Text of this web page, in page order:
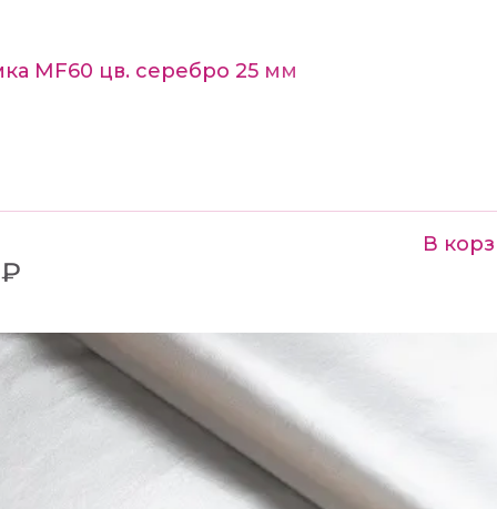
MF60 цв. серебро 25 мм
В